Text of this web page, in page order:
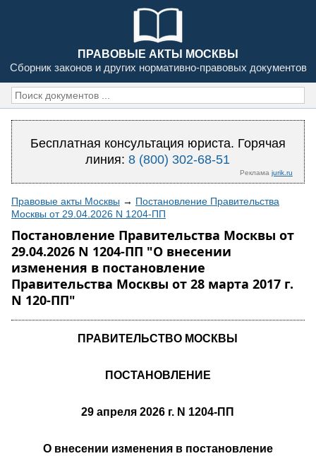
ПРАВОВЫЕ АКТЫ МОСКВЫ
Сборник законов и других нормативно-правовых документов
Бесплатная консультация юриста. Горячая
линия:8 (800) 302-68-51
Реклама jurik.ru
Правовые акты Москвы → Постановление Правительства
Москвы от 29.04.2026 N 1204-ПП
Постановление Правительства Москвы от
29.04.2026 N 1204-ПП "О внесении
изменения в постановление
Правительства Москвы от 28 марта 2017 г.
N 120-ПП"
ПРАВИТЕЛЬСТВО МОСКВЫ
ПОСТАНОВЛЕНИЕ
29 апреля 2026 г. N 1204-ПП
О внесении изменения в постановление